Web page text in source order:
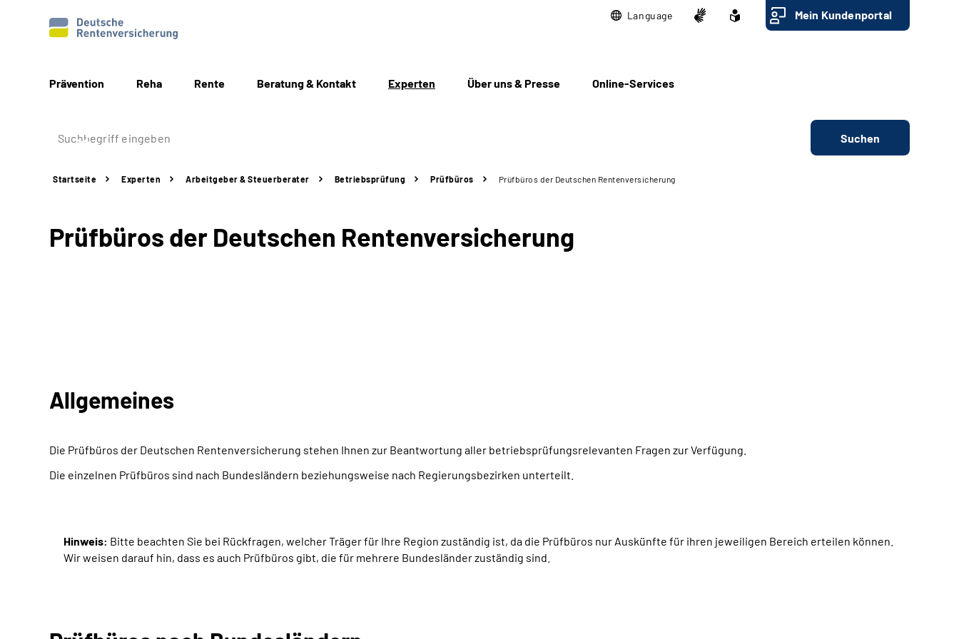
Language Mein Kundenportal
Prävention Reha Rente Beratung & Kontakt Experten Über uns & Presse Online-Services
Suchen
Startseite Experten Arbeitgeber & Steuerberater Betriebsprüfung Prüfbüros Prüfbüros der Deutschen Rentenversicherung
Prüfbüros der Deutschen Rentenversicherung
Allgemeines
Die Prüfbüros der Deutschen Rentenversicherung stehen Ihnen zur Beantwortung aller betriebsprüfungsrelevanten Fragen zur Verfügung.
Die einzelnen Prüfbüros sind nach Bundesländern beziehungsweise nach Regierungsbezirken unterteilt.
Hinweis: Bitte beachten Sie bei Rückfragen, welcher Träger für Ihre Region zuständig ist, da die Prüfbüros nur Auskünfte für ihren jeweiligen Bereich erteilen können.
Wir weisen darauf hin, dass es auch Prüfbüros gibt, die für mehrere Bundesländer zuständig sind.